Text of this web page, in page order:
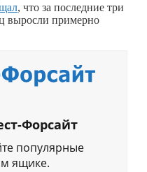
, что за последние три
выросли примерно
Форсайт
популярные
ящике.